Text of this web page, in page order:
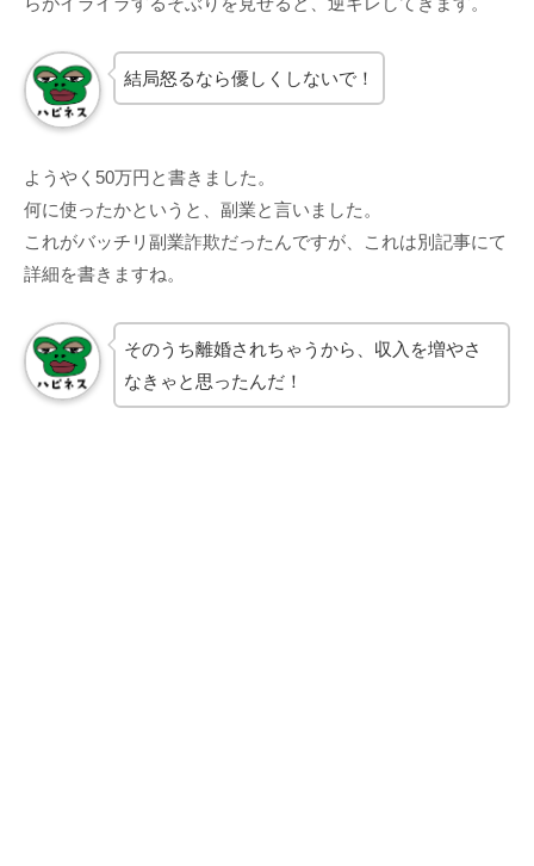
結局怒るなら優しくしないで！
ようやく50万円と書きました。
何に使ったかというと、副業と言いました。
これがバッチリ副業詐欺だったんですが、これは別記事にて
詳細を書きますね。
そのうち離婚されちゃうから、収入を増やさ
なきゃと思ったんだ！